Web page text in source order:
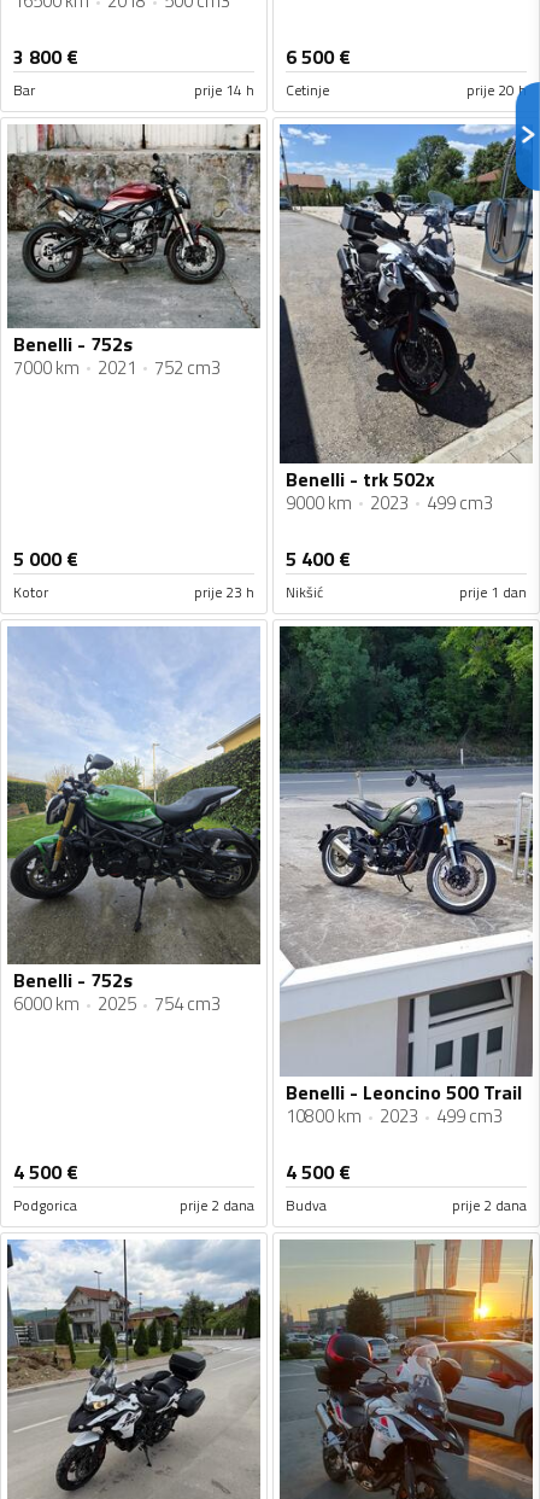
3 800€
Bar prije 14 h
6 500€
Cetinje prije 20 h
Benelli - 752s
7000 km 2021 752 cm3
5 000€
Kotor prije 23 h
Benelli - trk 502x
9000 km 2023 499 cm3
5 400€
Nikšić prije 1 dan
Benelli - 752s
6000 km 2025 754 cm3
4 500€
Podgorica prije 2 dana
Benelli - Leoncino 500 Trail
10800 km 2023 499 cm3
4 500€
Budva prije 2 dana